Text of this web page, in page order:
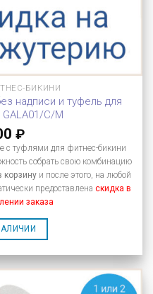
БИКИНИ
надписи и туфель для
C/M
₽
с туфлями для фитнес-бикини
собрать свою комбинацию
корзину и после этого, на любой
предоставлена скидка в
заказа